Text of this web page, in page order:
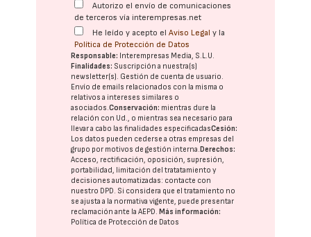
Autorizo el envío de comunicaciones
de terceros vía interempresas.net
He leído y acepto elAviso Legal y la
Política de Protección de Datos
Responsable: Interempresas Media, S.L.U.
Finalidades: Suscripción a nuestra(s)
newsletter(s). Gestión de cuenta de usuario.
Envío de emails relacionados con la misma o
relativos a intereses similares o
asociados.Conservación: mientras dure la
relación con Ud., o mientras sea necesario para
llevar a cabo las finalidades especificadasCesión:
Los datos pueden cederse a otras empresas del
grupo por motivos de gestión interna. Derechos:
Acceso, rectificación, oposición, supresión,
portabilidad, limitación del tratatamiento y
decisiones automatizadas: contacte con
nuestro DPD. Si considera que el tratamiento no
se ajusta a la normativa vigente, puede presentar
reclamación ante laAEPD. Más información:
Política de Protección de Datos